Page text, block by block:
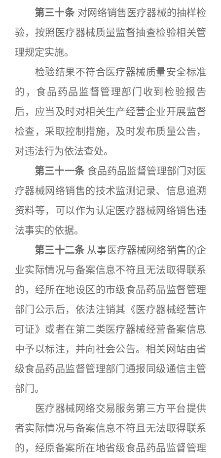
第三十条对网络销售医疗器械的抽样检
验，按照医疗器械质量监督抽查检验相关管
理规定实施。
检验结果不符合医疗器械质量安全标准
的，食品药品监督管理部门收到检验报告
后，应当及时对相关生产经营企业开展监督
检查，采取控制措施，及时发布质量公告，
对违法行为依法查处。
第三十一条食品药品监督管理部门对医
疗器械网络销售的技术监测记录、信息追溯
资料等，可以作为认定医疗器械网络销售违
法事实的依据。
第三十二条 从事医疗器械网络销售的企
业实际情况与备案信息不符且无法取得联系
的，经所在地设区的市级食品药品监督管理
部门公示后，依法注销其《医疗器械经营许
可证》或者在第二类医疗器械经营备案信息
中予以标注，并向社会公告。相关网站由省
级食品药品监督管理部门通报同级通信主管
部门。
医疗器械网络交易服务第三方平台提供
者实际情况与备案信息不符且无法取得联系
的，经原备案所在地省级食品药品监督管理